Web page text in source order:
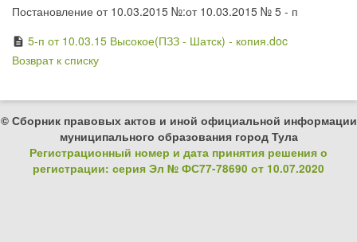
Постановление от 10.03.2015 №:от 10.03.2015 № 5 - п
description 5-п от 10.03.15 Высокое(ПЗЗ - Шатск) - копия.doc
Возврат к списку
© Сборник правовых актов и иной официальной информации
муниципального образования город Тула
Регистрационный номер и дата принятия решения о
регистрации: серия Эл № ФС77-78690 от 10.07.2020